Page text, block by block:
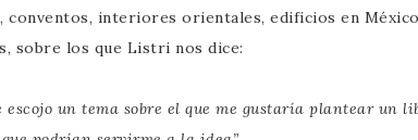
conventos, interiores orientales, edificios en
sobre los que Listri nos dice:
escojo un tema sobre el que me gustaría plantear un